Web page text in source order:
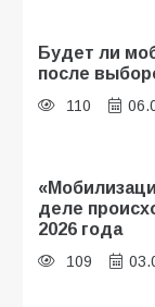
Будет ли
после
110
деле
2026 года
109